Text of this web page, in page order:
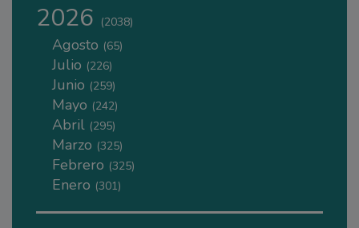
2026 (2038)
Agosto (65)
Julio (226)
Junio (259)
Mayo (242)
Abril (295)
Marzo (325)
Febrero (325)
Enero (301)